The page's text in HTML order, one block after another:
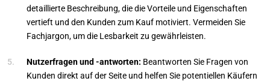
detaillierte Beschreibung, die die Vorteile und Eigenschaften
vertieft und den Kunden zum Kauf motiviert. Vermeiden Sie
Fachjargon, um die Lesbarkeit zu gewährleisten.
Nutzerfragen und -antworten: Beantworten Sie Fragen von
Kunden direkt auf der Seite und helfen Sie potentiellen Käufern